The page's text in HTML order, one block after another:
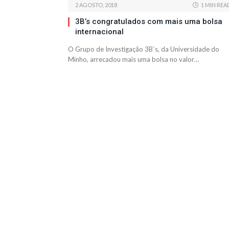
2 AGOSTO, 2018 1 MIN
3B’s congratulados com mais uma bolsa
internacional
O Grupo de Investigação 3B`s, da Universidade do
Minho, arrecadou mais uma bolsa no valor…